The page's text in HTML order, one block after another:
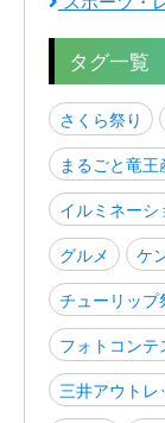
タグ一覧
さくら祭り
まるごと竜
イルミネーシ
グルメ
ケ
チューリップ
フォトコンテ
三井アウトレ